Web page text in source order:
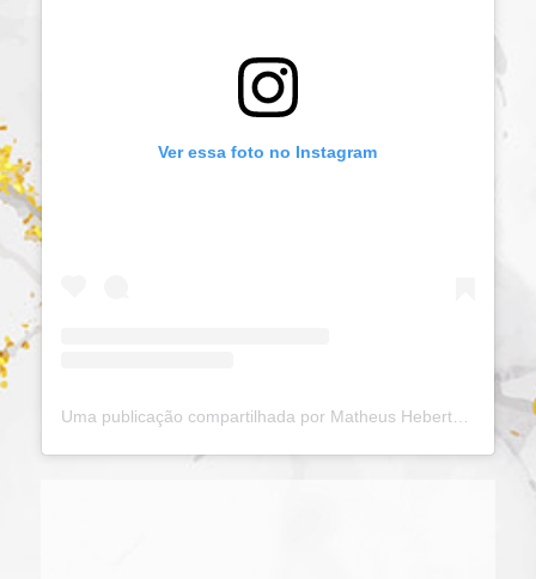
Ver essa foto no Instagram
Uma publicação compartilhada por Matheus Heberty (@matheusheberty)